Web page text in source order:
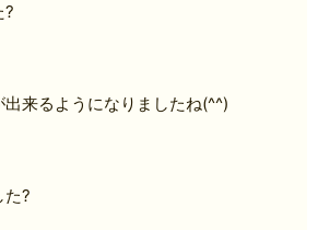
?
来るようになりましたね(^^)
た?